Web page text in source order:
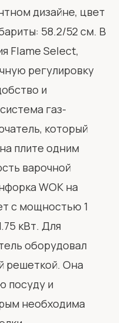
дизайне, цвет
58.2/52 см. В
Flame Select,
регулировку
и
газ-
который
плите одним
варочной
WOK на
с мощностью 1
кВт. Для
оборудовал
решеткой. Она
посуду и
необходима